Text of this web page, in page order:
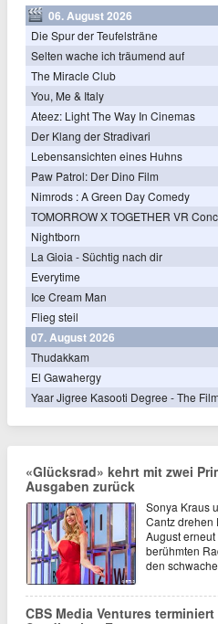
06. August 2026
Die Spur der Teufelsträne
Selten wache ich träumend auf
The Miracle Club
You, Me & Italy
Ateez: Light The Way In Cinemas
Der Klang der Stradivari
Lebensansichten eines Huhns
Paw Patrol: Der Dino Film
Nimrods : A Green Day Comedy
Nightborn
La Gioia - Süchtig nach dir
Everytime
Ice Cream Man
Flieg steil
07. August 2026
Thudakkam
El Gawahergy
Yaar Jigree Kasooti Degree - The Film
«Glücksrad» kehrt mit zwei
Ausgaben zurück
Sonya Kraus
Cantz drehen
August erneut
berühmten
den
CBS Media Ventures